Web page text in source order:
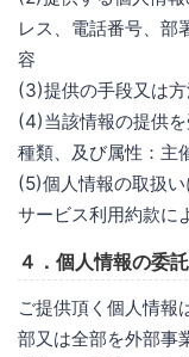
レス、電話番号、部
容
(3)提供の手段又は
(4)当該情報の提供
種類、及び属性：主
(5)個人情報の取扱
サービス利用約款に
４．個人情報の委
ご提供頂く個人情報
部又は全部を外部事